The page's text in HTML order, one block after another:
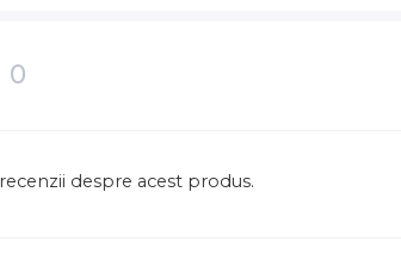
0
despre acest produs.